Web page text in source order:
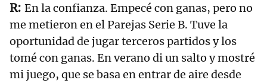
En la confianza. Empecé con ganas, pero no
me metieron en el Parejas Serie B. Tuve la
oportunidad de jugar terceros partidos y los
tomé con ganas. En verano di un salto y mostré
mi juego, que se basa en entrar de aire desde